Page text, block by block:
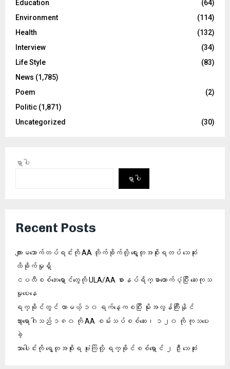
Education
(64)
Environment
(114)
Health
(132)
Interview
(34)
Life Style
(83)
News (1,785)
Poem
(2)
Politic (1,871)
Uncategorized
(30)
ရှာပါ
ရှာပါ
Recent Posts
ကျားမသောက်တပ်ရင်းကို AA တိုက်ခိုက်လို့ ရွေးတုအစိုးရတပ် သေဆုံး
ထိခိုက်မှုရှိ
ငပလီစစ်ဘေးရှောင်တွေကို ULA/AA စားနပ်ရိက္ခာထောက်ပံ့ပြီး ဆေးကုသ
မှုပေးနေ
ရက္ခိုင်တွင် လာမယ့် ၁၀ ရက်နေ့ကစပြီး မိုးအလွန်ကြီးနိုင်
သွားရောဂါသည် ၁၈၀ ကို AA စမ်းသပ်စစ်ဆေး၊ ၁၂၀ ကို ကုသပေး
ခဲ့
သာပေါင်းကို ရွေတုအစိုးရ ဗုံးကြဲလို့ ရက္ခိုင်စစ်ရှောင် ၂ ဦး သေဆုံး